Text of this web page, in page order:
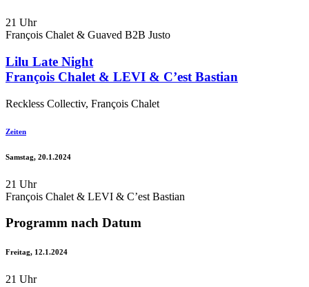
21 Uhr
François Chalet & Guaved B2B Justo
Lilu Late Night
François Chalet & LEVI & C’est Bastian
Reckless Collectiv, François Chalet
Zeiten
Samstag, 20.1.2024
21 Uhr
François Chalet & LEVI & C’est Bastian
Programm nach Datum
Freitag, 12.1.2024
21 Uhr